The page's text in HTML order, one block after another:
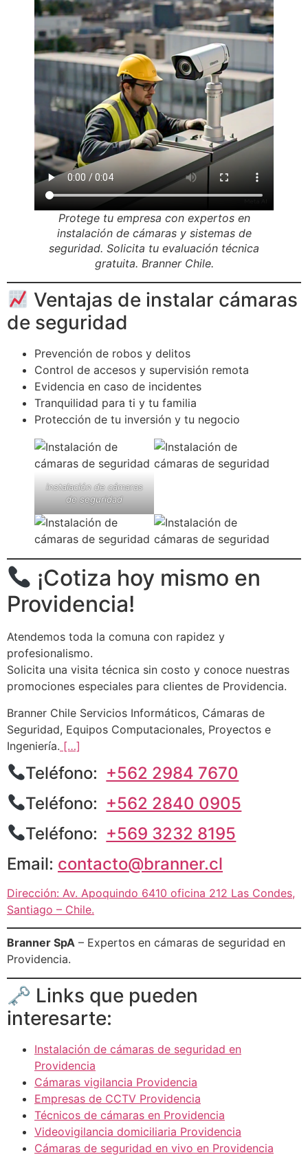
Protege tu empresa con expertos en
instalación de cámaras y sistemas de
seguridad. Solicita tu evaluación técnica
gratuita. Branner Chile.
Ventajas de instalar cámaras
de seguridad
Prevención de robos y delitos
Control de accesos y supervisión remota
Evidencia en caso de incidentes
Tranquilidad para ti y tu familia
Protección de tu inversión y tu negocio
instalación de cámaras
de seguridad
¡Cotiza hoy mismo en
Providencia!
Atendemos toda la comuna con rapidez y
profesionalismo.
Solicita una visita técnica sin costo y conoce nuestras
promociones especiales para clientes de Providencia.
Branner Chile Servicios Informáticos, Cámaras de
Seguridad, Equipos Computacionales, Proyectos e
Ingeniería. […]
Teléfono: +562 2984 7670
Teléfono: +562 2840 0905
Teléfono: +569 3232 8195
Email: contacto@branner.cl
Dirección: Av. Apoquindo 6410 oficina 212 Las Condes,
Santiago – Chile.
Branner SpA – Expertos en cámaras de seguridad en
Providencia.
🗝 Links que pueden
interesarte:
Instalación de cámaras de seguridad en
Providencia
Cámaras vigilancia Providencia
Empresas de CCTV Providencia
Técnicos de cámaras en Providencia
Videovigilancia domiciliaria Providencia
Cámaras de seguridad en vivo en Providencia